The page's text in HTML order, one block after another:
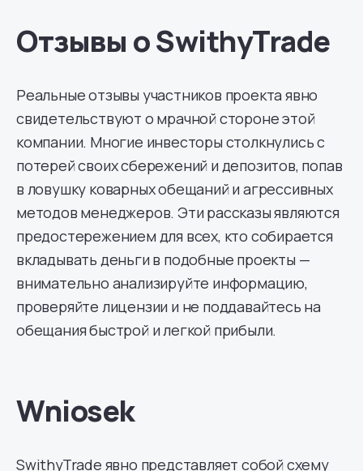
Отзывы о SwithyTrade
Реальные отзывы участников проекта явно
свидетельствуют о мрачной стороне этой
компании. Многие инвесторы столкнулись с
потерей своих сбережений и депозитов, попав
в ловушку коварных обещаний и агрессивных
методов менеджеров. Эти рассказы являются
предостережением для всех, кто собирается
вкладывать деньги в подобные проекты —
внимательно анализируйте информацию,
проверяйте лицензии и не поддавайтесь на
обещания быстрой и легкой прибыли.
Wniosek
SwithyTrade явно представляет собой схему